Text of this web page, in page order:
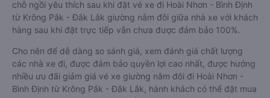
chỗ ngồi yêu thích sau khi đặt vé xe đi Hoài Nhơn - Bình Định
từ Krông Pắk - Đắk Lắk giường nằm đôi giữa nhà xe với khách
hàng sau khi đặt trực tiếp vẫn chưa được đảm bảo 100%.
Cho nên để dễ dàng so sánh giá, xem đánh giá chất lượng
các nhà xe đi, được đảm bảo quyền lợi cao nhất, được hưởng
nhiều ưu đãi giảm giá vé xe giường nằm đôi đi Hoài Nhơn -
Bình Định từ Krông Pắk - Đắk Lắk, hành khách có thể đặt mua